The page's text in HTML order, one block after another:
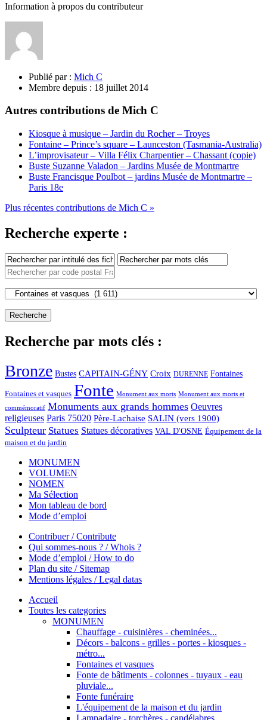
Information à propos du contributeur
Publié par : Mich C
Membre depuis : 18 juillet 2014
Autres contributions de Mich C
Kiosque à musique – Jardin du Rocher – Troyes
Fontaine – Prince’s square – Launceston (Tasmania-Australia)
L’improvisateur – Villa Félix Charpentier – Chassant (copie)
Buste Suzanne Valadon – Jardins Musée de Montmartre
Buste Francisque Poulbot – jardins Musée de Montmartre –
Paris 18e
Plus récentes contributions de Mich C »
Recherche experte :
Recherche par mots clés :
Bronze Bustes CAPITAIN-GÉNY Croix DURENNE Fontaines
Fontaines et vasques Fonte Monument aux morts Monument aux morts et
commémoratif Monuments aux grands hommes Oeuvres
religieuses Paris 75020 Père-Lachaise SALIN (vers 1900)
Sculpteur Statues Statues décoratives VAL D'OSNE Équipement de la
maison et du jardin
MONUMEN
VOLUMEN
NOMEN
Ma Sélection
Mon tableau de bord
Mode d’emploi
Contribuer / Contribute
Qui sommes-nous ? / Whois ?
Mode d’emploi / How to do
Plan du site / Sitemap
Mentions légales / Legal datas
Accueil
Toutes les categories
MONUMEN
Chauffage - cuisinières - cheminées...
Décors - balcons - grilles - portes - kiosques -
métro...
Fontaines et vasques
Fonte de bâtiments - colonnes - tuyaux - eau
pluviale...
Fonte funéraire
L'équipement de la maison et du jardin
Lampadaire - torchères - candélabres